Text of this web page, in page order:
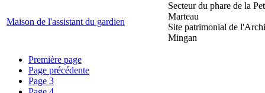
Maison de l'assistant du gardien
Secteur du phare de la
Marteau
Site patrimonial de
Mingan
Première page
Page précédente
Page 3